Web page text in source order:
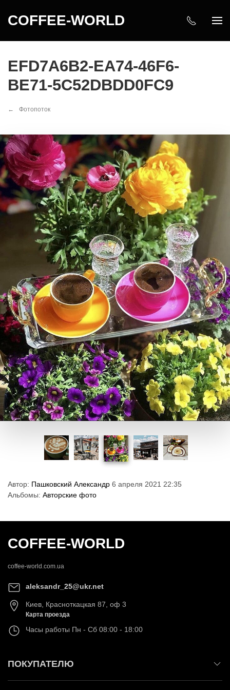
COFFEE-WORLD
EFD7A6B2-EA74-46F6-
BE71-5C52DBDD0FC9
Фотопоток
Автор: Пашковский Александр 6 апреля 2021 22:35
Альбомы: Авторские фото
COFFEE-WORLD
coffee-world.com.ua
aleksandr_25@ukr.net
Киев, Красноткацкая 87, оф 3
Карта проезда
Часы работы Пн - Сб 08:00 - 18:00
ПОКУПАТЕЛЮ